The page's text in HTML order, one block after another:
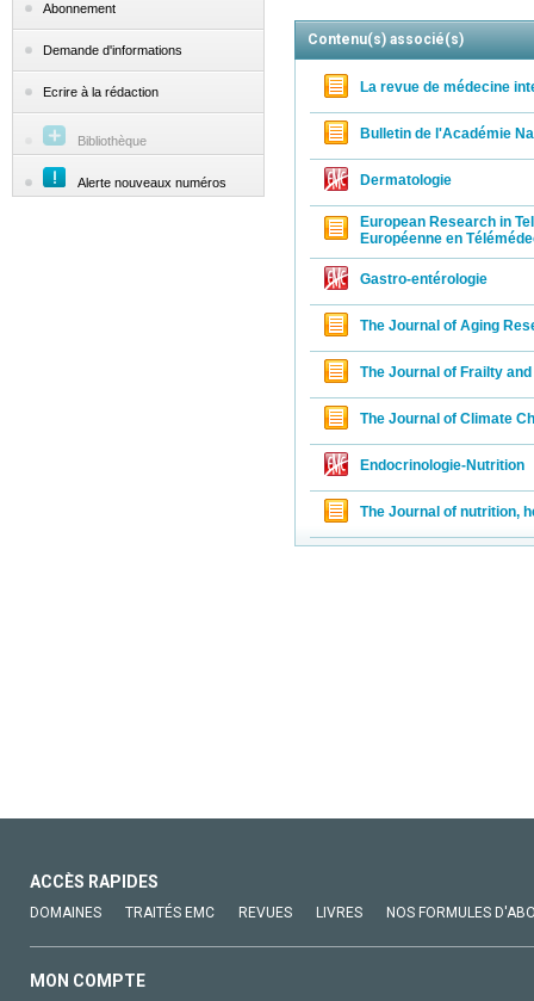
Abonnement
Demande d'informations
Ecrire à la rédaction
Bibliothèque
Alerte nouveaux numéros
Contenu(s) associé(s)
La revue de médecine
Bulletin de l'Académie
Dermatologie
European Research in
Européenne en
Gastro-entérologie
The Journal of Aging
The Journal of Frailty
The Journal of Climate
Endocrinologie-Nutrition
The Journal of nutrition,
ACCÈS RAPIDES
DOMAINES TRAITÉS EMC REVUES LIVRES NOS FORMULES
MON COMPTE